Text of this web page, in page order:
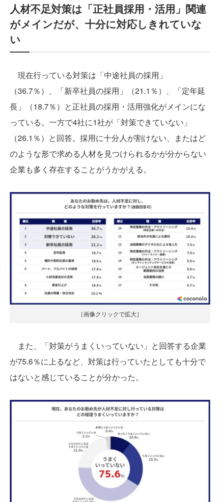
人材不足対策は「正社員採用・活用」関連
がメインだが、十分に対応しきれていな
い
現在行っている対策は「中途社員の採用」
（36.7％）、「新卒社員の採用」（21.1％）、「定年延
長」（18.7％）と正社員の採用・活用強化がメインにな
っている。一方で4社に1社が「対策できていない」
（26.1％）と回答。採用に十分人が割けない、またはど
のような形で求める人材を見つけられるかが分からない
企業も多く存在することがうかがえる。
［画像クリックで拡大］
また、「対策がうまくいっていない」と回答する企業
が75.6％に上るなど、対策は行っていたとしても十分で
はないと感じていることが分かった。